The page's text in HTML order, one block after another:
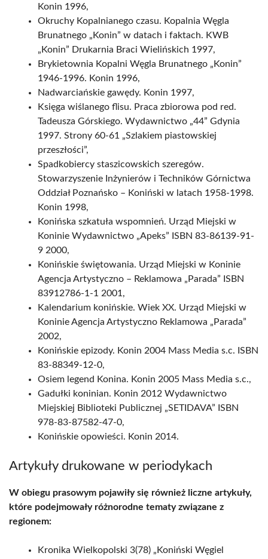
Konin 1996,
Okruchy Kopalnianego czasu. Kopalnia Węgla
Brunatnego „Konin” w datach i faktach. KWB
„Konin” Drukarnia Braci Wielińskich 1997,
Brykietownia Kopalni Węgla Brunatnego „Konin”
1946-1996. Konin 1996,
Nadwarciańskie gawędy. Konin 1997,
Księga wiślanego flisu. Praca zbiorowa pod red.
Tadeusza Górskiego. Wydawnictwo „44” Gdynia
1997. Strony 60-61 „Szlakiem piastowskiej
przeszłości”,
Spadkobiercy staszicowskich szeregów.
Stowarzyszenie Inżynierów i Techników Górnictwa
Oddział Poznańsko – Koniński w latach 1958-1998.
Konin 1998,
Konińska szkatuła wspomnień. Urząd Miejski w
Koninie Wydawnictwo „Apeks” ISBN 83-86139-91-
9 2000,
Konińskie świętowania. Urząd Miejski w Koninie
Agencja Artystyczno – Reklamowa „Parada” ISBN
83912786-1-1 2001,
Kalendarium konińskie. Wiek XX. Urząd Miejski w
Koninie Agencja Artystyczno Reklamowa „Parada”
2002,
Konińskie epizody. Konin 2004 Mass Media s.c. ISBN
83-88349-12-0,
Osiem legend Konina. Konin 2005 Mass Media s.c.,
Gadułki koninian. Konin 2012 Wydawnictwo
Miejskiej Biblioteki Publicznej „SETIDAVA” ISBN
978-83-87582-47-0,
Konińskie opowieści. Konin 2014.
Artykuły drukowane w periodykach
W obiegu prasowym pojawiły się również liczne artykuły,
które podejmowały różnorodne tematy związane z
regionem:
Kronika Wielkopolski 3(78) „Koniński Węgiel